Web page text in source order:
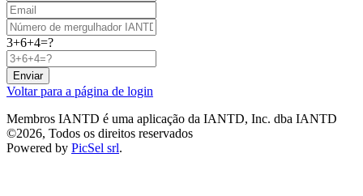
3+6+4=?
Enviar
Voltar para a página de login
Membros IANTD é uma aplicação da IANTD, Inc. dba IANTD
©2026, Todos os direitos reservados
Powered by PicSel srl.